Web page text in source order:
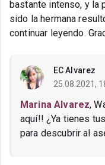
bastante intenso, y la
sido la hermana
continuar leyendo.
EC Alvarez
25.08.2021,
Marina Alvarez,
aquí!! ¿Ya tienes
para descubrir al